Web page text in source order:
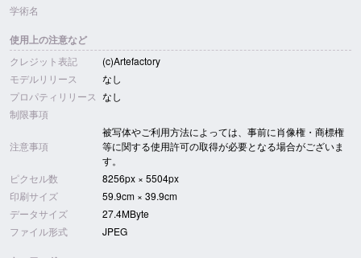
学術名
使用上の注意など
クレジット表記
(c)Artefactory
モデルリリース
なし
プロパティリリース なし
制限事項
注意事項
被写体やご利用方法によっては、事前に肖像権・商標権
等に関する使用許可の取得が必要となる場合がございま
す。
ピクセル数
8256px × 5504px
印刷サイズ
59.9cm × 39.9cm
データサイズ
27.4MByte
ファイル形式
JPEG